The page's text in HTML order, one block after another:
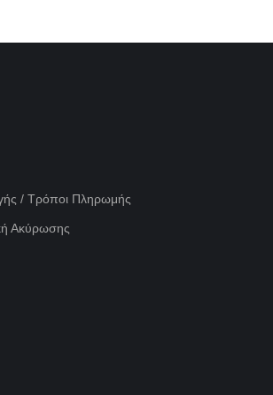
/ Τρόποι Πληρωμής
Ακύρωσης